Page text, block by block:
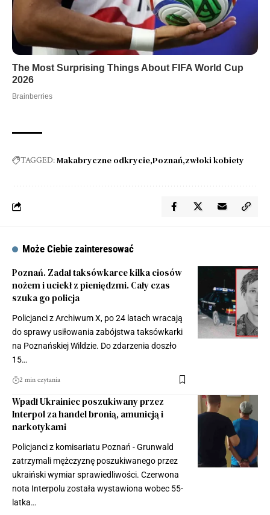
TAGGED:Makabryczne odkrycie Poznań zwłoki kobiety
Może Ciebie zainteresować
Poznań. Zadał taksówkarce kilka ciosów
nożem i uciekł z pieniędzmi. Cały czas
szuka go policja
Policjanci z Archiwum X, po 24 latach wracają
do sprawy usiłowania zabójstwa taksówkarki
na Poznańskiej Wildzie. Do zdarzenia doszło
15…
2 min czytania
Wpadł Ukrainiec poszukiwany przez
Interpol za handel bronią, amunicją i
narkotykami
Policjanci z komisariatu Poznań - Grunwald
zatrzymali mężczyznę poszukiwanego przez
ukraiński wymiar sprawiedliwości. Czerwona
nota Interpolu została wystawiona wobec 55-
latka…